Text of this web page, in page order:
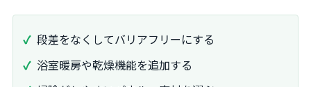
段差をなくしてバリアフリーにする
浴室暖房や乾燥機能を追加する